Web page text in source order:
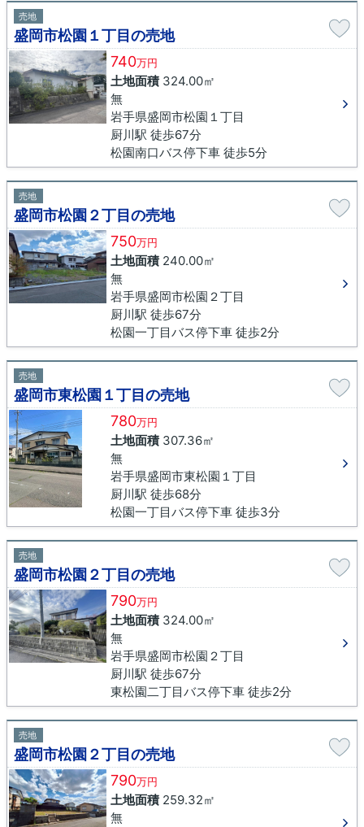
売地
盛岡市松園１丁目の売地
740万円
土地面積324.00㎡
無
岩手県盛岡市松園１丁目
厨川駅 徒歩67分
松園南口バス停下車 徒歩5分
売地
盛岡市松園２丁目の売地
750万円
土地面積240.00㎡
無
岩手県盛岡市松園２丁目
厨川駅 徒歩67分
松園一丁目バス停下車 徒歩2分
売地
盛岡市東松園１丁目の売地
780万円
土地面積307.36㎡
無
岩手県盛岡市東松園１丁目
厨川駅 徒歩68分
松園一丁目バス停下車 徒歩3分
売地
盛岡市松園２丁目の売地
790万円
土地面積324.00㎡
無
岩手県盛岡市松園２丁目
厨川駅 徒歩67分
東松園二丁目バス停下車 徒歩2分
売地
盛岡市松園２丁目の売地
790万円
土地面積259.32㎡
無